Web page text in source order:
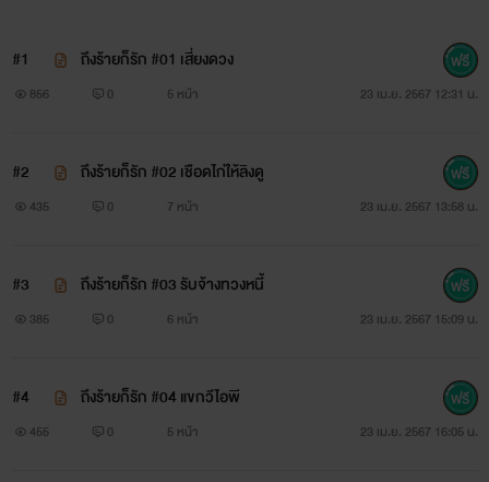
#1 ถึงร้ายก็รัก #01 เสี่ยงดวง
856 0 5 หน้า 23 เม.ย. 2567 12:31 น.
#2 ถึงร้ายก็รัก #02 เชือดไก่ให้ลิงดู
435 0 7 หน้า 23 เม.ย. 2567 13:58 น.
#3 ถึงร้ายก็รัก #03 รับจ้างทวงหนี้
385 0 6 หน้า 23 เม.ย. 2567 15:09 น.
#4 ถึงร้ายก็รัก #04 แขกวีไอพี
455 0 5 หน้า 23 เม.ย. 2567 16:05 น.